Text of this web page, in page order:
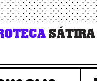
SÁTIRA